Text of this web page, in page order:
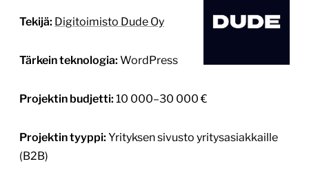
Lähtökohta Espatentin sivusto kaipasi ikänsä vuoksi
Sisällöt olivat relevantteja, mutta sivustolle kaivattiin
kestävä sivusto: ilme, käyttökokemus ja tekniikka
Tieto selkeästi löydettäväksi ja tarvittavat